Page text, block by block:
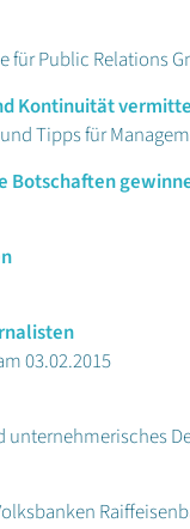
für Public Relations
Kontinuität
Tipps für
Botschaften
03.02.2015